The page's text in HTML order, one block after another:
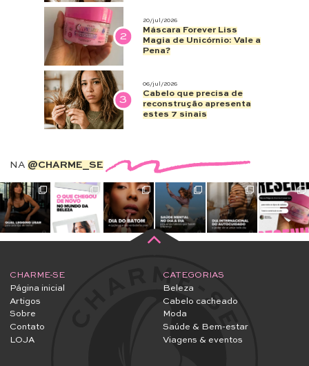
2
20/jul/2026
Máscara Forever Liss
Magia de Unicórnio: Vale a
Pena?
3
06/jul/2026
Cabelo que precisa de
reconstrução apresenta
estes 7 sinais
NA @CHARME_SE
CHARME-SE
Página inicial
Artigos
Sobre
Contato
LOJA
CATEGORIAS
Beleza
Cabelo cacheado
Moda
Saúde & Bem-estar
Viagens & eventos